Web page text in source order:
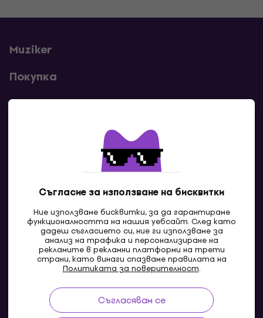
Съгласие за използване на бисквитки
Ние използваме бисквитки, за да гарантираме
функционалността на нашия уебсайт. След като
дадеш съгласието си, ние ги използваме за
анализ на трафика и персонализиране на
рекламите в рекламни платформи на трети
страни, като винаги спазваме правилата на
Политиката за поверителност.
Съгласявам се
Muziker
Покупка
Полезни линкове
Контакти
MK